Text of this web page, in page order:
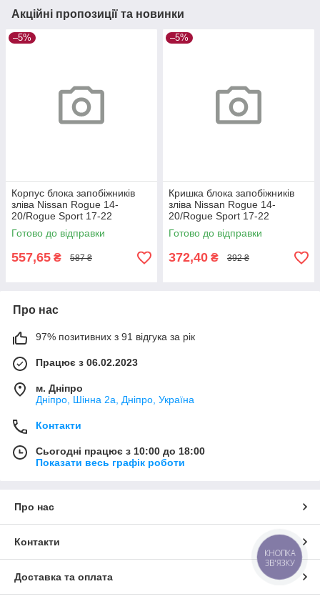
Акційні пропозиції та новинки
–5%
Корпус блока запобіжників
зліва Nissan Rogue 14-
20/Rogue Sport 17-22
Готово до відправки
557,65 ₴ 587 ₴
–5%
Кришка блока запобіжників
зліва Nissan Rogue 14-
20/Rogue Sport 17-22
Готово до відправки
372,40 ₴ 392 ₴
Про нас
97% позитивних з 91 відгука за рік
Працює з 06.02.2023
м. Дніпро
Дніпро, Шінна 2а, Дніпро, Україна
Контакти
Сьогодні працює з 10:00 до 18:00
Показати весь графік роботи
Про нас
Контакти
Доставка та оплата
КНОПКА
ЗВ'ЯЗКУ